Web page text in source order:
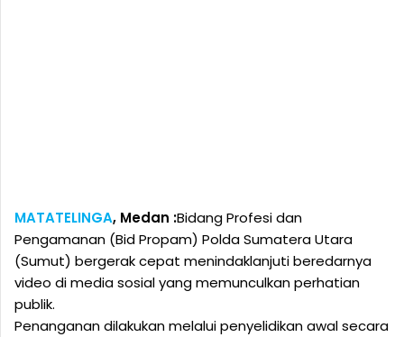
MATATELINGA, Medan :Bidang Profesi dan
Pengamanan (Bid Propam) Polda Sumatera Utara
(Sumut) bergerak cepat menindaklanjuti beredarnya
video di media sosial yang memunculkan perhatian
publik.
Penanganan dilakukan melalui penyelidikan awal secara